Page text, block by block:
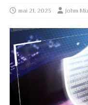
mai 21, 2023 Johm